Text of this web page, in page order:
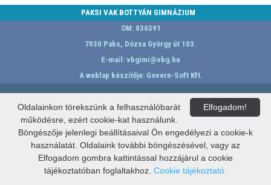
PAKSI VAK BOTTYÁN GIMNÁZIUM
OM: 036391
7030 Paks, Dózsa György út 103.
E-mail:vbgimi@vbg.hu
A weblap készítője: Govern-Soft Kft.
Elfogadom!
Oldalainkon törekszünk a felhasználóbarát
működésre, ezért cookie-kat használunk.
Böngészője jelenlegi beállításaival Ön engedélyezi a cookie-k
használatát. Oldalaink további böngészésével, vagy az
Elfogadom gombra kattintással hozzájárul a cookie
tájékoztatóban foglaltakhoz. Cookie tájékoztató.